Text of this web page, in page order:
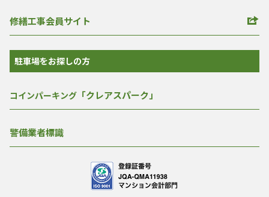
修繕工事会員サイト
駐車場をお探しの方
コインパーキング 「クレアスパーク」
警備業者標識